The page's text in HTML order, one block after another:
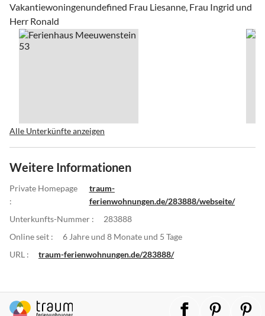
Vakantiewoningenundefined Frau Liesanne, Frau Ingrid und
Herr Ronald
Alle Unterkünfte anzeigen
Weitere Informationen
Private Homepage
:
traum-
ferienwohnungen.de/283888/webseite/
Unterkunfts-Nummer :
283888
Online seit :
6 Jahre und 8 Monate und 5 Tage
URL :
traum-ferienwohnungen.de/283888/